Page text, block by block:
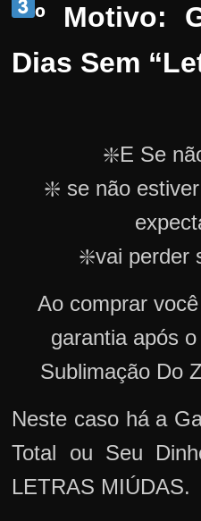
º Motivo:
Dias Sem
❇️E Se
❇️ se não
❇️vai perder
Ao comprar
garantia após
Sublimação Do
Neste caso há a
Total ou Seu
LETRAS MIÚDAS.